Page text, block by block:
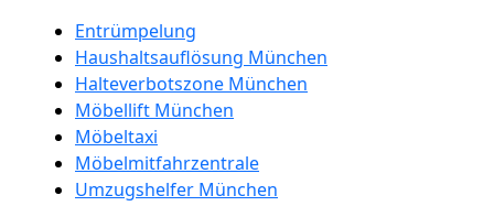
Entrümpelung
Haushaltsauflösung München
Halteverbotszone München
Möbellift München
Möbeltaxi
Möbelmitfahrzentrale
Umzugshelfer München